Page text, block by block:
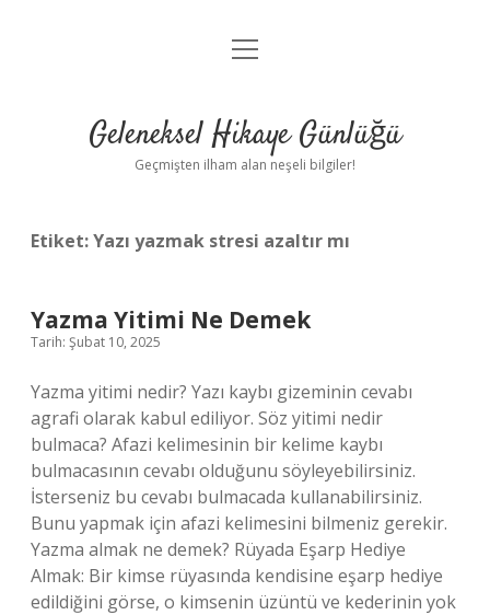
Anasayfa
Yasal Uyarı
menüyü
Geleneksel Hikaye Günlüğü
Geçmişten ilham alan neşeli bilgiler!
Etiket:Yazı yazmak stresi azaltır mı
Yazma Yitimi Ne Demek
Tarih: Şubat 10, 2025
Yazma yitimi nedir? Yazı kaybı gizeminin cevabı
agrafi olarak kabul ediliyor. Söz yitimi nedir
bulmaca? Afazi kelimesinin bir kelime kaybı
bulmacasının cevabı olduğunu söyleyebilirsiniz.
İsterseniz bu cevabı bulmacada kullanabilirsiniz.
Bunu yapmak için afazi kelimesini bilmeniz gerekir.
Yazma almak ne demek? Rüyada Eşarp Hediye
Almak: Bir kimse rüyasında kendisine eşarp hediye
edildiğini görse, o kimsenin üzüntü ve kederinin yok